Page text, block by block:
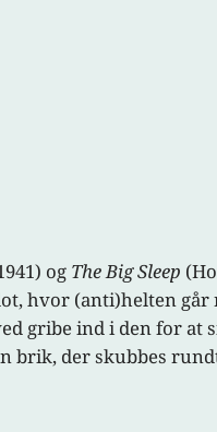
og The Big Sleep
hvor (anti)helten
gribe ind i den for at
brik, der skubbes